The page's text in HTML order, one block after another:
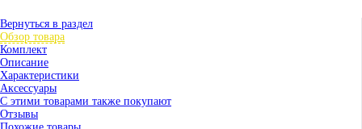
Вернуться в раздел
Обзор товара
Комплект
Описание
Характеристики
Аксессуары
С этими товарами также покупают
Отзывы